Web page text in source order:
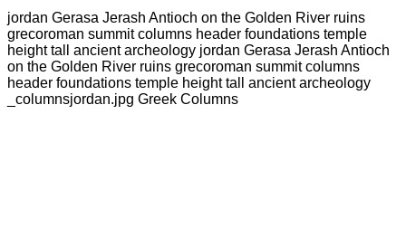
jordan Gerasa Jerash Antioch on the Golden River ruins
grecoroman summit columns header foundations temple
height tall ancient archeology jordan Gerasa Jerash Antioch
on the Golden River ruins grecoroman summit columns
header foundations temple height tall ancient archeology
_columnsjordan.jpg Greek Columns